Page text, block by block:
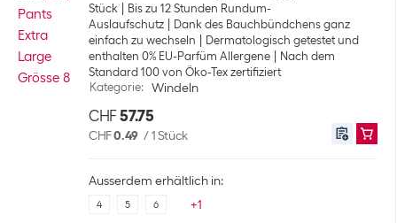
Stück
Bis zu 12 Stunden Rundum-
Auslaufschutz
Dank des Bauchbündchens ganz
einfach zu wechseln
Dermatologisch getestet und
enthalten 0% EU-Parfüm Allergene
Nach dem
Standard 100 von Öko-Tex zertifiziert
Kategorie: Windeln
CHF 57.75
CHF0.49 /1 Stück
Ausserdem erhältlich in:
4 5 6 +1